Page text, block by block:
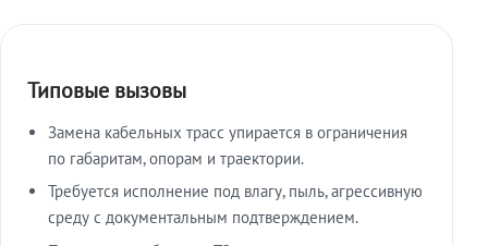
Типовые вызовы
Замена кабельных трасс упирается в ограничения
по габаритам, опорам и траектории.
Требуется исполнение под влагу, пыль, агрессивную
среду с документальным подтверждением.